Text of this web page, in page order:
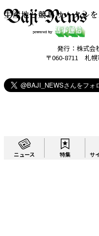
生産地と競馬サークル
発行：株式会
〒060-8711 札幌
ニュース 特集 サ